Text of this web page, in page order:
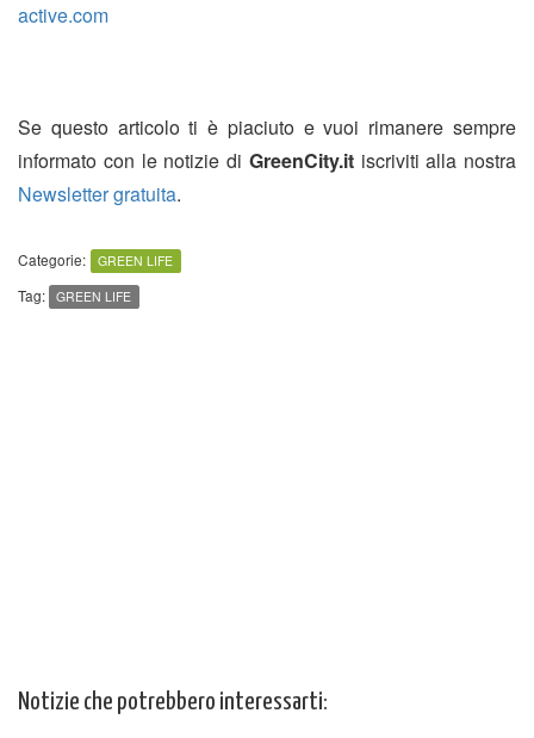
active.com
Se questo articolo ti è piaciuto e vuoi rimanere sempre
informato con le notizie di GreenCity.itiscriviti alla nostra
Newsletter gratuita.
Categorie: GREEN LIFE
Tag: GREEN LIFE
Notizie che potrebbero interessarti: